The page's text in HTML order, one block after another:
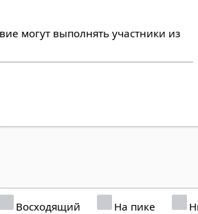
могут выполнять участники из
Восходящий На пике